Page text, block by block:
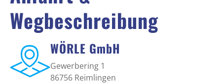
Wegbeschreibung
WÖRLE GmbH
Gewerbering 1
86756 Reimlingen